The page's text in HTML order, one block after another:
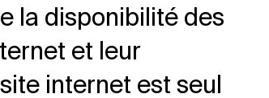
la disponibilité des
et leur
internet est seul